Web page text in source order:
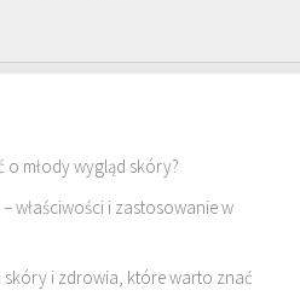
młody wygląd skóry?
właściwości i zastosowanie w
skóry i zdrowia, które warto znać